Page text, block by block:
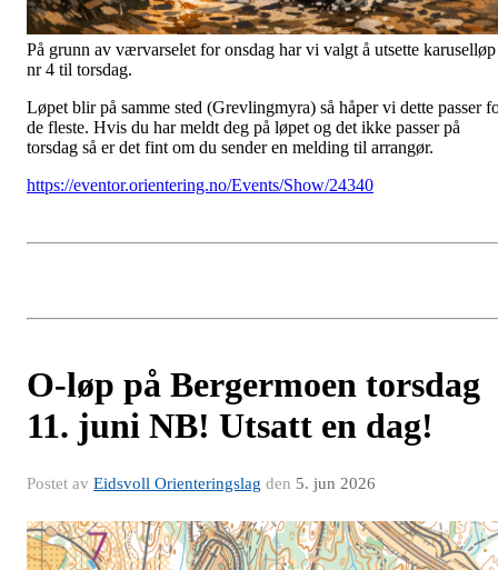
På grunn av værvarselet for onsdag har vi valgt å utsette karuselløp
nr 4 til torsdag.
Løpet blir på samme sted (Grevlingmyra) så håper vi dette passer
de fleste. Hvis du har meldt deg på løpet og det ikke passer på
torsdag så er det fint om du sender en melding til arrangør.
https://eventor.orientering.no/Events/Show/24340
O-løp på Bergermoen torsdag
11. juni NB! Utsatt en dag!
Postet av Eidsvoll Orienteringslag den 5. jun 2026